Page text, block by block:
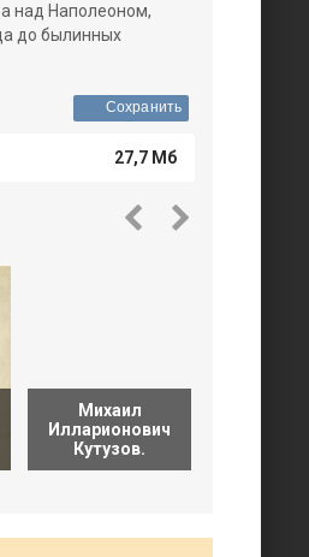
над Наполеоном,
до былинных
Сохранить
27,7 Мб
Михаил
Илларионович
Кутузов.